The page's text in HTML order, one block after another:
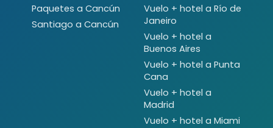
Paquetes a Cancún
Santiago a Cancún
Vuelo + hotel a Río de
Janeiro
Vuelo + hotel a
Buenos Aires
Vuelo + hotel a Punta
Cana
Vuelo + hotel a
Madrid
Vuelo + hotel a Miami